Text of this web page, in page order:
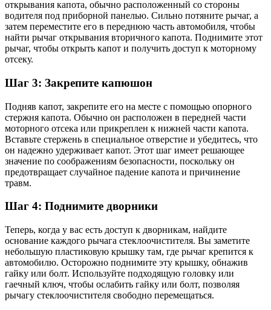
открывания капота, обычно расположенный со стороны
водителя под приборной панелью. Сильно потяните рычаг, а
затем переместите его в переднюю часть автомобиля, чтобы
найти рычаг открывания вторичного капота. Поднимите этот
рычаг, чтобы открыть капот и получить доступ к моторному
отсеку.
Шаг 3: Закрепите капюшон
Подняв капот, закрепите его на месте с помощью опорного
стержня капота. Обычно он расположен в передней части
моторного отсека или прикреплен к нижней части капота.
Вставьте стержень в специальное отверстие и убедитесь, что
он надежно удерживает капот. Этот шаг имеет решающее
значение по соображениям безопасности, поскольку он
предотвращает случайное падение капота и причинение
травм.
Шаг 4: Поднимите дворники
Теперь, когда у вас есть доступ к дворникам, найдите
основание каждого рычага стеклоочистителя. Вы заметите
небольшую пластиковую крышку там, где рычаг крепится к
автомобилю. Осторожно поднимите эту крышку, обнажив
гайку или болт. Используйте подходящую головку или
гаечный ключ, чтобы ослабить гайку или болт, позволяя
рычагу стеклоочистителя свободно перемещаться.